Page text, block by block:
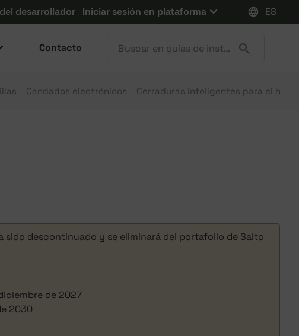
desarrollador Iniciar sesión en plataforma ES
Contacto
Candados electrónicos Cerraduras inteligentes para el
sido descontinuado y se eliminará del portafolio de Salto
de 2027
2030